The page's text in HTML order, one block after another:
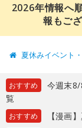
2026年情報へ
報もご
夏休みイベント
おすすめ
今週末
覧
おすすめ 【漫画